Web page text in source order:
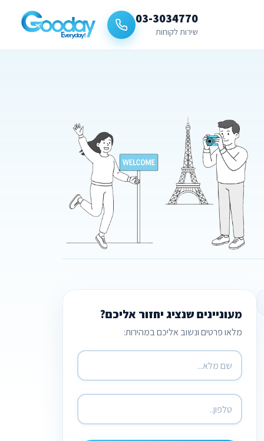
03-3034770
שירות לקוחות
מעוניינים שנציג יחזור אליכם?
מלאו פרטים ונשוב אליכם במהירות: